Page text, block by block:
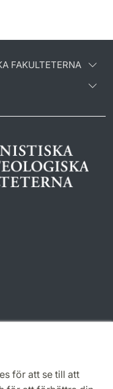
för att se till att
FAKULTETERNA